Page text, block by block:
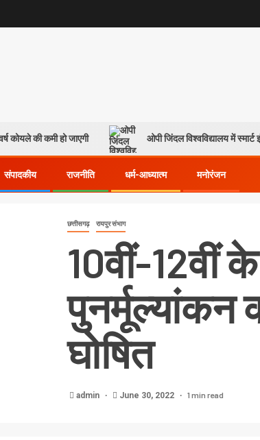
कोयले की कमी हो जाएगी ओपी जिंदल विश्वविद्यालय में
संपादकीय राजनीति धर्म-आध्यात्म मनोरंजन
छत्तीसगढ़ रायपुर संभाग
10वीं-12वीं
पुनर्मूल्यांकन
घोषित
admin June 30, 2022 1 min read